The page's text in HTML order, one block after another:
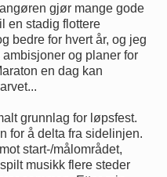
gjør mange gode
en stadig flottere
bedre for hvert år, og jeg
og planer for
en dag kan
grunnlag for løpsfest.
for å delta fra sidelinjen.
start-/målområdet,
musikk flere steder